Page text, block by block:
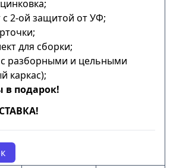
2-ой защитой от УФ;
для сборки;
разборными и цельными
каркас);
в подарок!